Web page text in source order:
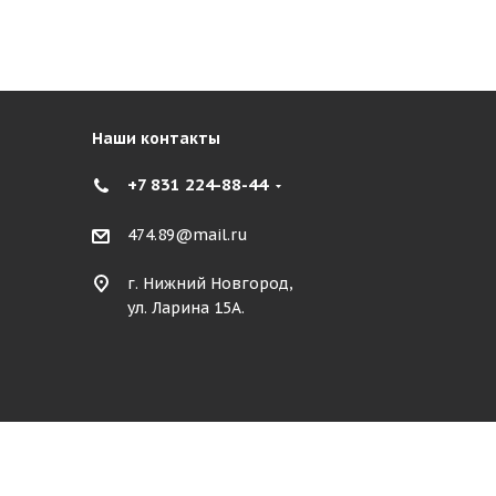
Наши контакты
+7 831 224-88-44
474.89@mail.ru
г. Нижний Новгород,
ул. Ларина 15А.